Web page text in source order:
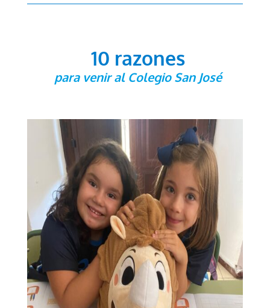
10 razones
para venir al Colegio San José